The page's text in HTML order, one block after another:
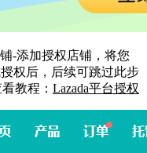
-添加授权店铺，将您
权后，后续可跳过此步
教程： Lazada平台授权